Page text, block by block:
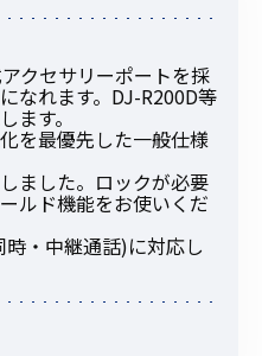
クセサリーポートを採
なれます。DJ-R200D等
ます。
を最優先した一般仕様
ました。ロックが必要
ルド機能をお使いくだ
・中継通話)に対応し